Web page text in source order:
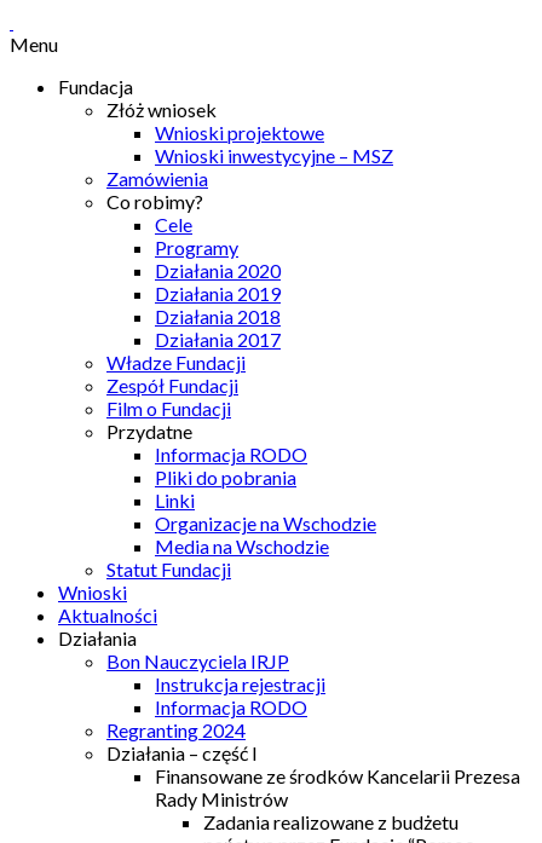
Menu
Fundacja
Złóż wniosek
Wnioski projektowe
Wnioski inwestycyjne – MSZ
Zamówienia
Co robimy?
Cele
Programy
Działania 2020
Działania 2019
Działania 2018
Działania 2017
Władze Fundacji
Zespół Fundacji
Film o Fundacji
Przydatne
Informacja RODO
Pliki do pobrania
Linki
Organizacje na Wschodzie
Media na Wschodzie
Statut Fundacji
Wnioski
Aktualności
Działania
Bon Nauczyciela IRJP
Instrukcja rejestracji
Informacja RODO
Regranting 2024
Działania – część I
Finansowane ze środków Kancelarii Prezesa
Rady Ministrów
Zadania realizowane z budżetu